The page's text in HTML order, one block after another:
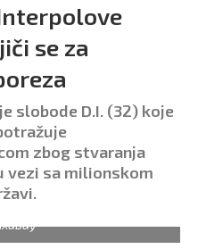
se za
slobode D.I. (32) koje
zbog stvaranja
vezi sa milionskom